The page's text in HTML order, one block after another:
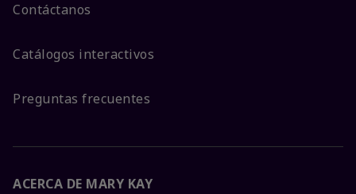
Contáctanos
Catálogos interactivos
Preguntas frecuentes
ACERCA DE MARY KAY